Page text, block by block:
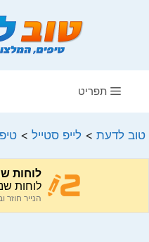
תפריט
טוב לדעת >לייפ סטייל >